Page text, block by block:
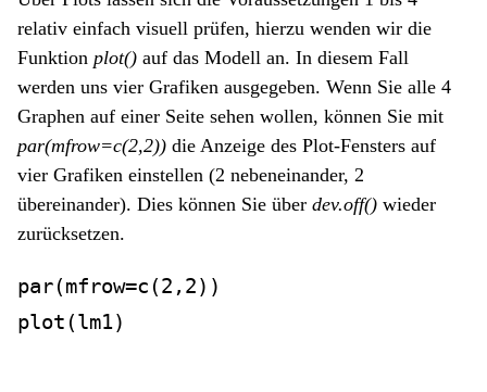
relativ einfach visuell prüfen, hierzu wenden wir die
Funktion plot() auf das Modell an. In diesem Fall
werden uns vier Grafiken ausgegeben. Wenn Sie alle 4
Graphen auf einer Seite sehen wollen, können Sie mit
par(mfrow=c(2,2)) die Anzeige des Plot-Fensters auf
vier Grafiken einstellen (2 nebeneinander, 2
übereinander). Dies können Sie über dev.off() wieder
zurücksetzen.
par(mfrow=c (2 , 2))
plot (lm1)